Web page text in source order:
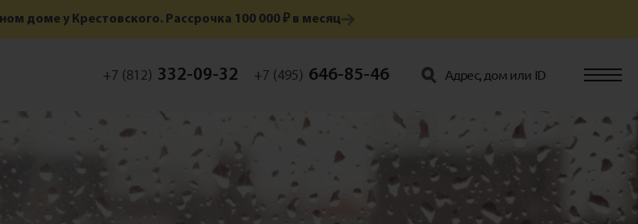
доме у Крестовского. Рассрочка 100 000 ₽ в месяц
+7 (812) 332-09-32 +7 (495) 646-85-46